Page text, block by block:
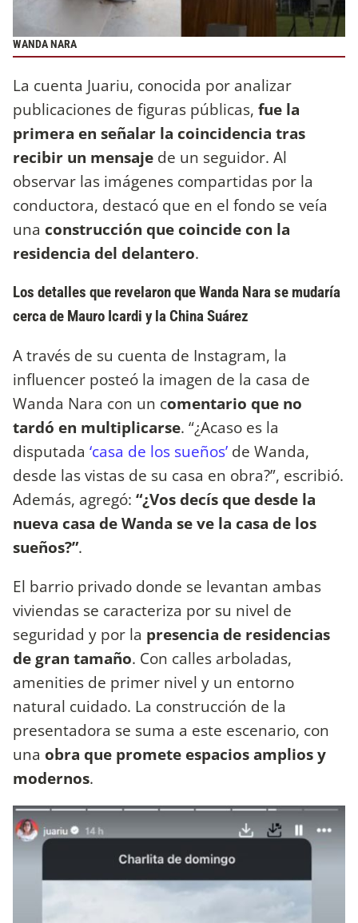
WANDA NARA
La cuenta Juariu, conocida por analizar
publicaciones de figuras públicas, fue la
primera en señalar la coincidencia tras
recibir un mensaje de un seguidor. Al
observar las imágenes compartidas por la
conductora, destacó que en el fondo se veía
una construcción que coincide con la
residencia del delantero.
Los detalles que revelaron que Wanda Nara se mudaría
cerca de Mauro Icardi y la China Suárez
A través de su cuenta de Instagram, la
influencer posteó la imagen de la casa de
Wanda Nara con un comentario que no
tardó en multiplicarse. “¿Acaso es la
disputada ‘casa de los sueños’ de Wanda,
desde las vistas de su casa en obra?”, escribió.
Además, agregó: “¿Vos decís que desde la
nueva casa de Wanda se ve la casa de los
sueños?”.
El barrio privado donde se levantan ambas
viviendas se caracteriza por su nivel de
seguridad y por la presencia de residencias
de gran tamaño. Con calles arboladas,
amenities de primer nivel y un entorno
natural cuidado. La construcción de la
presentadora se suma a este escenario, con
una obra que promete espacios amplios y
modernos.